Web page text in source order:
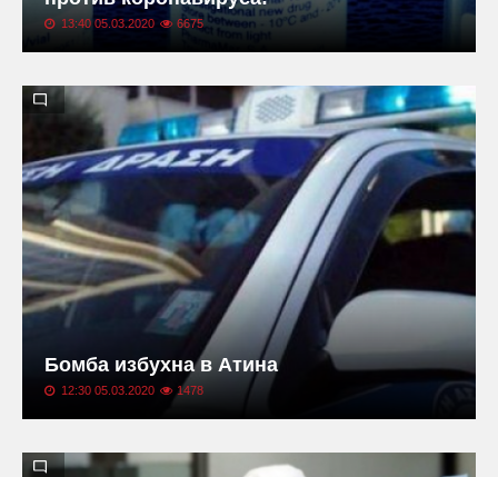
13:40 05.03.2020 6675
Бомба избухна в Атина
12:30 05.03.2020 1478